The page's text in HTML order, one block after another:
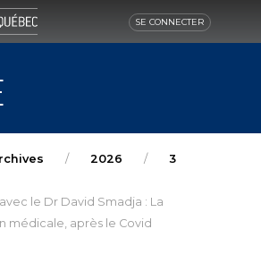
SE CONNECTER
2026
3
le Dr David Smadja : La
médicale, après le Covid